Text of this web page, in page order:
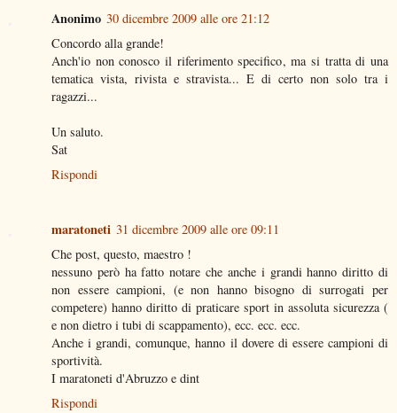
Anonimo 30 dicembre 2009 alle ore 21:12
Concordo alla grande!
Anch'io non conosco il riferimento specifico, ma si tratta di una
tematica vista, rivista e stravista... E di certo non solo tra i
ragazzi...
Un saluto.
Sat
Rispondi
maratoneti 31 dicembre 2009 alle ore 09:11
Che post, questo, maestro !
nessuno però ha fatto notare che anche i grandi hanno diritto di
non essere campioni, (e non hanno bisogno di surrogati per
competere) hanno diritto di praticare sport in assoluta sicurezza (
e non dietro i tubi di scappamento), ecc. ecc. ecc.
Anche i grandi, comunque, hanno il dovere di essere campioni di
sportività.
I maratoneti d'Abruzzo e dint
Rispondi